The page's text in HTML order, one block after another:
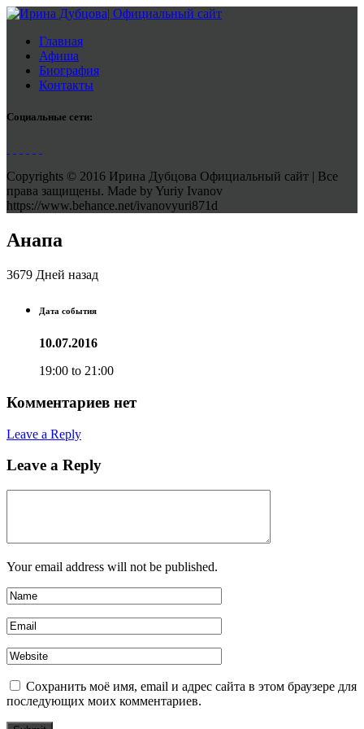
Главная
Афиша
Биография
Контакты
Социальные сети:
Copyrights © 2016 Ирина Дубцова Официальный сайт | Все
права защищены. Made by Yuriy Ivanov
https://www.behance.net/ivanovyuri871d
Анапа
3679 Дней назад
Дата события
10.07.2016
19:00 to 21:00
Комментариев нет
Leave a Reply
Leave a Reply
Your email address will not be published.
Сохранить моё имя, email и адрес сайта в этом браузере для
последующих моих комментариев.